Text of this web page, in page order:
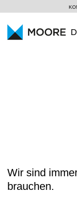
Spezialkenntnisse
KARRIERE
Wir sind
brauchen.